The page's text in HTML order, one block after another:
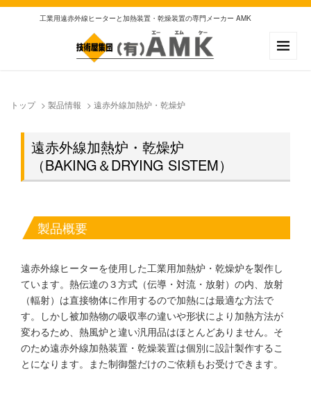
工業用遠赤外線ヒーターと加熱装置・乾燥装置の専門メーカー AMK
トップ > 製品情報 > 遠赤外線加熱炉・乾燥炉
遠赤外線加熱炉・乾燥炉
（BAKING＆DRYING SISTEM）
製品概要
遠赤外線ヒーターを使用した工業用加熱炉・乾燥炉を製作し
ています。熱伝達の３方式（伝導・対流・放射）の内、放射
（輻射）は直接物体に作用するので加熱には最適な方法で
す。しかし被加熱物の吸収率の違いや形状により加熱方法が
変わるため、熱風炉と違い汎用品はほとんどありません。そ
のため遠赤外線加熱装置・乾燥装置は個別に設計製作するこ
とになります。また制御盤だけのご依頼もお受けできます。